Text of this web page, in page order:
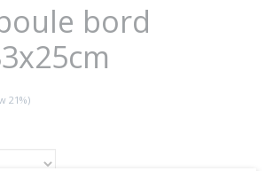
bord
21%)